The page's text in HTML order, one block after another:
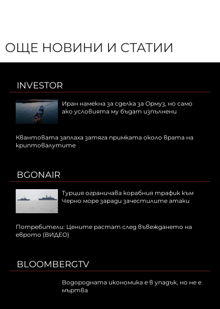
ОЩЕ НОВИНИ И СТАТИИ
INVESTOR
Иран намекна за сделка за Ормуз, но само
ако условията му бъдат изпълнени
Квантовата заплаха затяга примката около врата на
криптовалутите
BGONAIR
Турция ограничава корабния трафик към
Черно море заради зачестилите атаки
Потребители: Цените растат след въвеждането на
еврото (ВИДЕО)
BLOOMBERGTV
Водородната икономика е в упадък, но не е
мъртва